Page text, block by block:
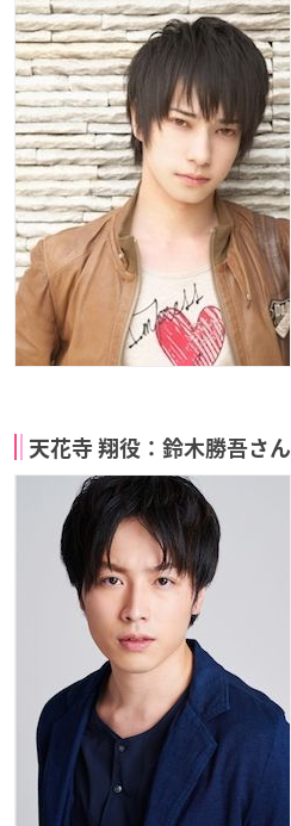
天花寺 翔役：鈴木勝吾さん